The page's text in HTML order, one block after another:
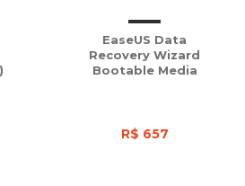
EaseUS Data
Recovery Wizard
Bootable Media
R$ 657